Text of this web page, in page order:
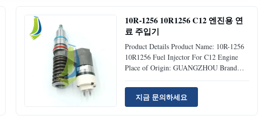
10R-1256 10R1256 C12 엔진용 연
료 주입기
Product Details Product Name: 10R-1256
10R1256 Fuel Injector For C12 Engine
Place of Origin: GUANGZHOU Brand
Number: 10R-1256 Type: Excavator
Accessories MOQ 1 Piece Condition:
Original Availability: Rick Stock Supply
지금 문의하세요